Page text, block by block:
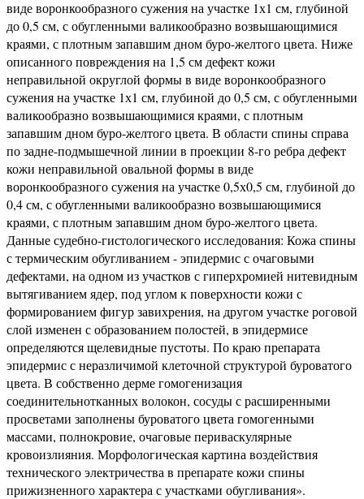
виде воронкообразного сужения на участке 1х1 см, глубиной
до 0,5 см, с обугленными валикообразно возвышающимися
краями, с плотным запавшим дном буро-желтого цвета. Ниже
описанного повреждения на 1,5 см дефект кожи
неправильной округлой формы в виде воронкообразного
сужения на участке 1х1 см, глубиной до 0,5 см, с обугленными
валикообразно возвышающимися краями, с плотным
запавшим дном буро-желтого цвета. В области спины справа
по задне-подмышечной линии в проекции 8-го ребра дефект
кожи неправильной овальной формы в виде
воронкообразного сужения на участке 0,5х0,5 см, глубиной до
0,4 см, с обугленными валикообразно возвышающимися
краями, с плотным запавшим дном буро-желтого цвета.
Данные судебно-гистологического исследования: Кожа спины
с термическим обугливанием - эпидермис с очаговыми
дефектами, на одном из участков с гиперхромией нитевидным
вытягиванием ядер, под углом к поверхности кожи с
формированием фигур завихрения, на другом участке роговой
слой изменен с образованием полостей, в эпидермисе
определяются щелевидные пустоты. По краю препарата
эпидермис с неразличимой клеточной структурой буроватого
цвета. В собственно дерме гомогенизация
соединительнотканных волокон, сосуды с расширенными
просветами заполнены буроватого цвета гомогенными
массами, полнокровие, очаговые периваскулярные
кровоизлияния. Морфологическая картина воздействия
технического электричества в препарате кожи спины
прижизненного характера с участками обугливания».